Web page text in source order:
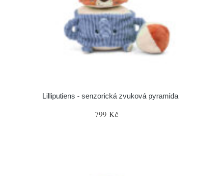
Lilliputiens - senzorická zvuková pyramida
799 Kč